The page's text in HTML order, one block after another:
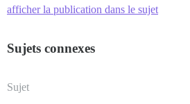
afficher la publication dans le sujet
Sujets connexes
Sujet